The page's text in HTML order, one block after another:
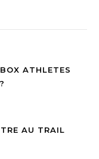
ATHLETES
AU TRAIL